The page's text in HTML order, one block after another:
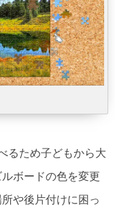
るため子どもから大
ボードの色を変更
や後片付けに困っ